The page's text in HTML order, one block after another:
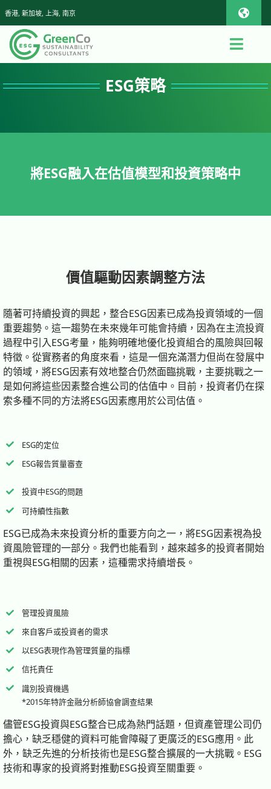
Skip
content
香港, 新加坡, 上海, 南京
Toggle
iOS
Android
首頁
成功案例及動向
聯繫方式
ESG策略
將ESG融入在估值模型和投資策略中
價值驅動因素調整方法
隨著可持續投資的興起，整合ESG因素已成為投資領域的一個
重要趨勢。這一趨勢在未來幾年可能會持續，因為在主流投資
過程中引入ESG考量，能夠明確地優化投資組合的風險與回報
特徵。從實務者的角度來看，這是一個充滿潛力但尚在發展中
的領域，將ESG因素有效地整合仍然面臨挑戰，主要挑戰之一
是如何將這些因素整合進公司的估值中。目前，投資者仍在探
索多種不同的方法將ESG因素應用於公司估值。
ESG的定位
ESG報告質量審查
投資中ESG的問題
可持續性指數
ESG已成為未來投資分析的重要方向之一，將ESG因素視為投
資風險管理的一部分。我們也能看到，越來越多的投資者開始
重視與ESG相關的因素，這種需求持續增長。
管理投資風險
來自客戶或投資者的需求
以ESG表現作為管理質量的指標
信托責任
識別投資機遇
*2015年特許金融分析師協會調查結果
儘管ESG投資與ESG整合已成為熱門話題，但資產管理公司仍
擔心，缺乏穩健的資料可能會障礙了更廣泛的ESG應用。此
外，缺乏先進的分析技術也是ESG整合擴展的一大挑戰。ESG
技術和專家的投資將對推動ESG投資至關重要。